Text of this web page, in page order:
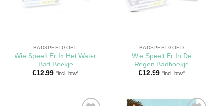
BADSPEELGOED
Wie Speelt Er In Het Water
Bad Boekje
€12.99 "incl. btw"
BADSPEELGOED
Wie Speelt Er In De
Regen Badboekje
€12.99 "incl. btw"